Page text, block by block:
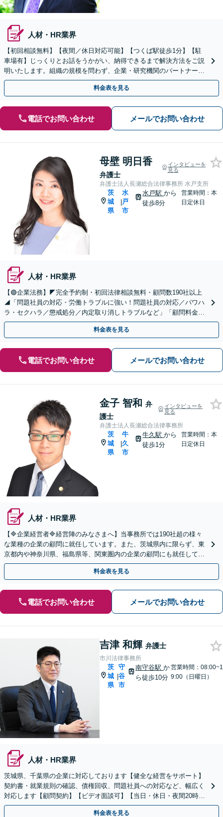
人材・HR業界
【初回相談無料】【夜間／休日対応可能】【つくば駅徒歩1分】【駐
車場有】じっくりとお話をうかがい、納得できるまで解決方法をご説
明いたします。組織の規模を問わず、企業・研究機関のパートナーと
してサポートいたします【知財紛争の交渉・警告・訴訟】
料金表を見る
電話でお問い合わせ メールでお問い合わせ
母壁 明日香
弁護士
インタビューを
見る
弁護士法人長瀬総合法律事務所 水戸支所
茨
城
県
|
水
戸
市
水戸駅から
徒歩8分
営業時間：本
日定休日
人材・HR業界
【🟢企業法務】◤完全予約制・初回法律相談無料・顧問数190社以上
◢「問題社員の対応・労働トラブルに強い！問題社員の対応／パワハ
ラ・セクハラ／懲戒処分／内定取り消しトラブルなど」「顧問料金も
わかりやすいプランご用意しております。」
料金表を見る
電話でお問い合わせ メールでお問い合わせ
金子 智和 弁
護士
インタビューを
見る
弁護士法人長瀬総合法律事務所
茨
城
県
|
牛
久
市
牛久駅から
徒歩1分
営業時間：本
日定休日
人材・HR業界
【🔷企業経営者🔷経営陣のみなさまへ】当事務所では190社超の様々
な業種の企業の顧問に就任しています。また、茨城県内に限らず、東
京都内や神奈川県、福島県等、関東圏内の企業の顧問にも就任してい
る実績があります。お気軽にお問い合わせください。
料金表を見る
電話でお問い合わせ メールでお問い合わせ
吉津 和輝 弁護士
市川法律事務所
茨
城
県
|
守
谷
市
南守谷駅か
ら徒歩10分
営業時間：08:00~1
9:00（日曜日）
人材・HR業界
茨城県、千葉県の企業に対応しております【健全な経営をサポート】
契約書・就業規則の確認、債権回収、問題社員への対応など、幅広く
対応します【顧問契約】【ビデオ面談可】【当日・休日・夜間20時ま
でのご相談可】【南守谷駅10分】
料金表を見る